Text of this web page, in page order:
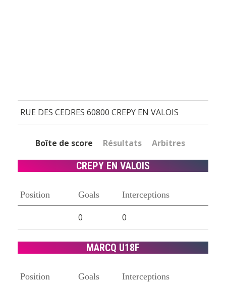
RUE DES CEDRES 60800 CREPY EN VALOIS
Boîte de score Résultats Arbitres
CREPY EN VALOIS
Position Goals Interceptions
0 0
MARCQ U18F
Position Goals Interceptions